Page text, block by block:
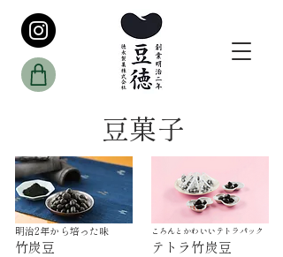
豆菓子
​明治2年から培った味
竹炭豆
​ころんとかわいいテトラパック
テトラ竹炭豆